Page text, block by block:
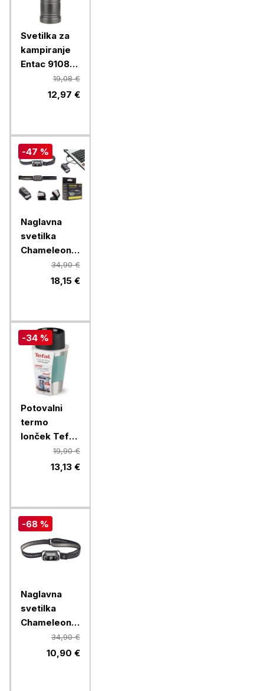
Svetilka za
kampiranje
Entac 91085,
3 W, 120 lm,
3x AA, IP54
19,08 €
12,97 €
-47 %
Naglavna
svetilka
Chameleon
B2SX - LED
polnilna
- črna
34,90 €
18,15 €
-34 %
Potovalni
termo
lonček Tefal
N2160310,
19,90 €
13,13 €
-68 %
Naglavna
svetilka
Chameleon
34,90 €
10,90 €